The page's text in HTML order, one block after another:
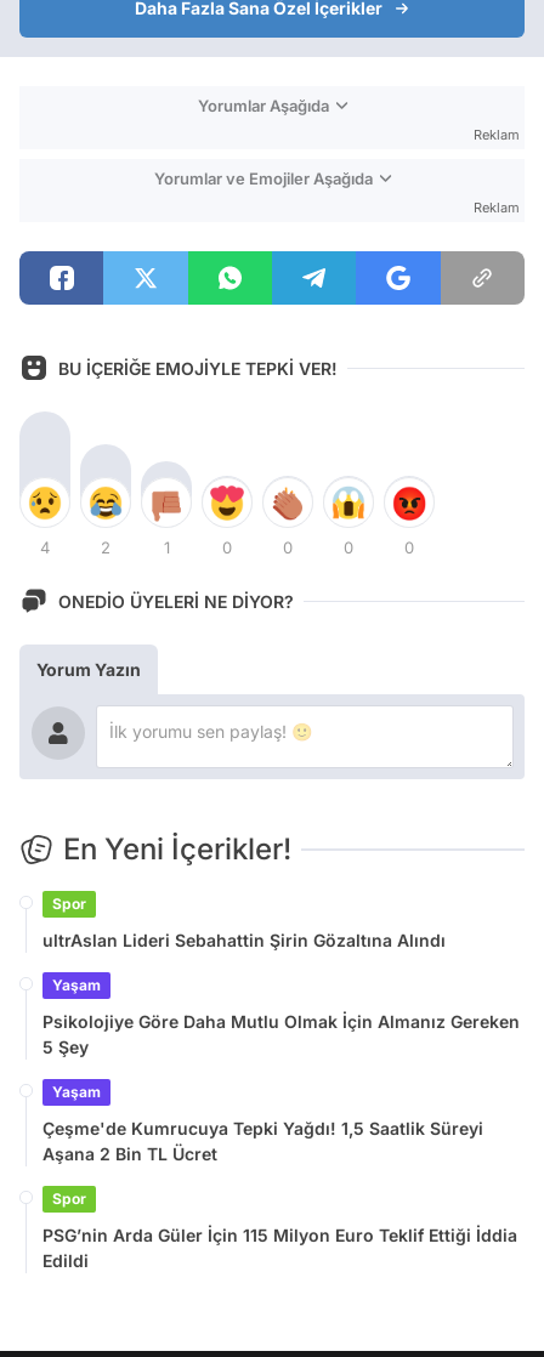
Daha Fazla Sana Özel İçerikler
Yorumlar Aşağıda
Reklam
Yorumlar ve Emojiler Aşağıda
Reklam
BU İÇERİĞE EMOJİYLE TEPKİ VER!
4 2 1 0 0 0 0
ONEDİO ÜYELERİ NE DİYOR?
Yorum Yazın
En Yeni İçerikler!
Spor
ultrAslan Lideri Sebahattin Şirin Gözaltına Alındı
Yaşam
Psikolojiye Göre Daha Mutlu Olmak İçin Almanız Gereken
5 Şey
Yaşam
Çeşme'de Kumrucuya Tepki Yağdı! 1,5 Saatlik Süreyi
Aşana 2 Bin TL Ücret
Spor
PSG’nin Arda Güler İçin 115 Milyon Euro Teklif Ettiği İddia
Edildi